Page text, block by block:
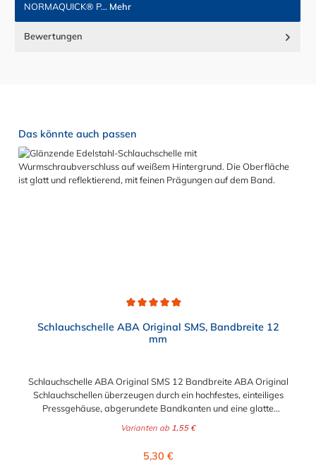
NORMAQUICK® P… Mehr
Bewertungen
Produktgalerie überspringen
Das könnte auch passen
Schlauchschelle ABA Original SMS, Bandbreite 12
mm
Schlauchschelle ABA Original SMS 12 Bandbreite ABA Original
Schlauchschellen überzeugen durch ein hochfestes, einteiliges
Pressgehäuse, abgerundete Bandkanten und eine glatte
störungssichere Schlauchschelle mit hoher Spannkraft und
SMS mit 12 Bandbreite hat einen wählbaren Spannbereich von
Varianten ab 1,55 €
Regulärer Preis:
5,30 €